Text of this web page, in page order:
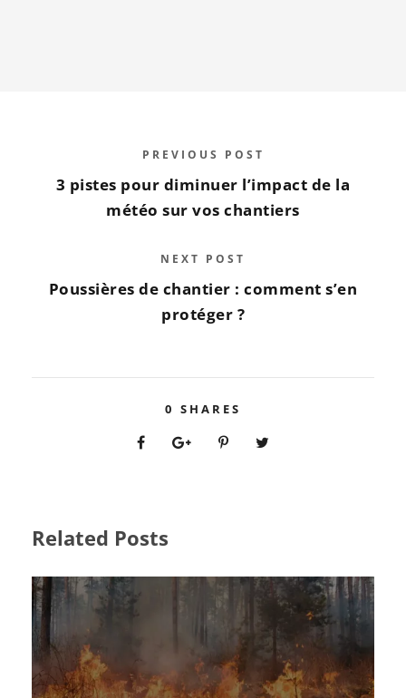
PREVIOUS POST
3 pistes pour diminuer l’impact de la
météo sur vos chantiers
NEXT POST
Poussières de chantier : comment s’en
protéger ?
0 SHARES
Related Posts